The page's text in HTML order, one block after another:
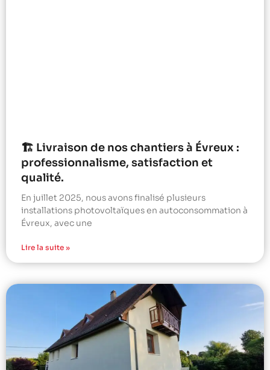
🏗️ Livraison de nos chantiers à Évreux :
professionnalisme, satisfaction et
qualité.
En juillet 2025, nous avons finalisé plusieurs
installations photovoltaïques en autoconsommation à
Évreux, avec une
Lire la suite »